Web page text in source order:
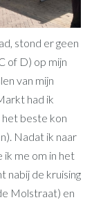
stond er geen
of D) op mijn
van mijn
had ik
het beste kon
Nadat ik naar
ik me om in het
nabij de kruising
Molstraat) en